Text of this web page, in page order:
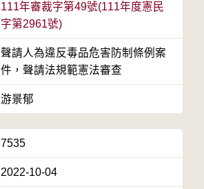
111年審裁字第49號(111年度憲民
字第2961號)
聲請人為違反毒品危害防制條例案
件，聲請法規範憲法審查
游景郁
7535
2022-10-04